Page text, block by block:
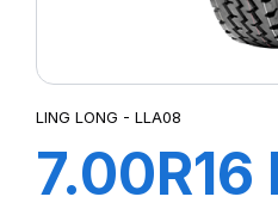
LING LONG - LLA08